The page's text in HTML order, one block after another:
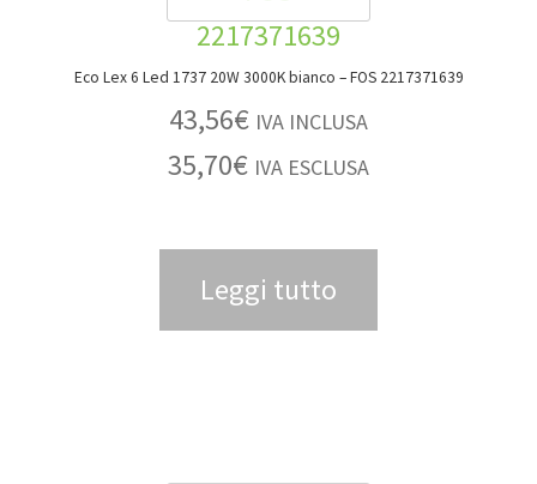
Eco Lex 6 Led 1737 20W 3000K bianco – FOS 2217371639
43,56€ IVA INCLUSA
35,70€ IVA ESCLUSA
Leggi tutto